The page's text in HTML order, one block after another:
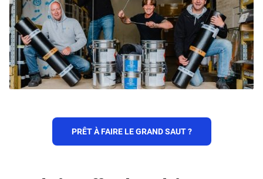
PRÊT À FAIRE LE GRAND SAUT ?